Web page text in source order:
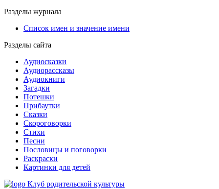
Разделы журнала
Список имен и значение имени
Разделы сайта
Аудиосказки
Аудиорассказы
Аудиокниги
Загадки
Потешки
Прибаутки
Сказки
Скороговорки
Стихи
Песни
Пословицы и поговорки
Раскраски
Картинки для детей
Клуб родительской культуры